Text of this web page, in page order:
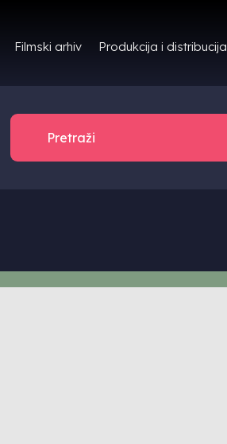
Filmski arhiv Produkcija i distribucija